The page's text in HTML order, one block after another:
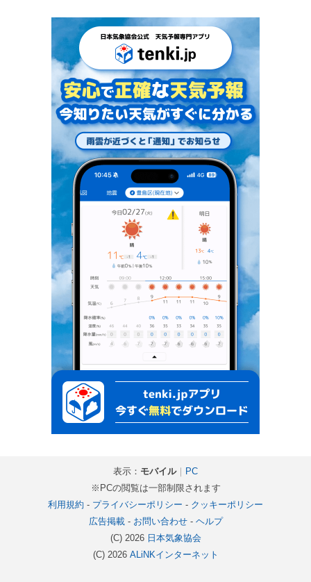
表示： モバイル｜ PC
※PCの閲覧は一部制限されます
利用規約 - プライバシーポリシー - クッキーポリシー
広告掲載- お問い合わせ- ヘルプ
(C) 2026 日本気象協会
(C) 2026 ALiNKインターネット